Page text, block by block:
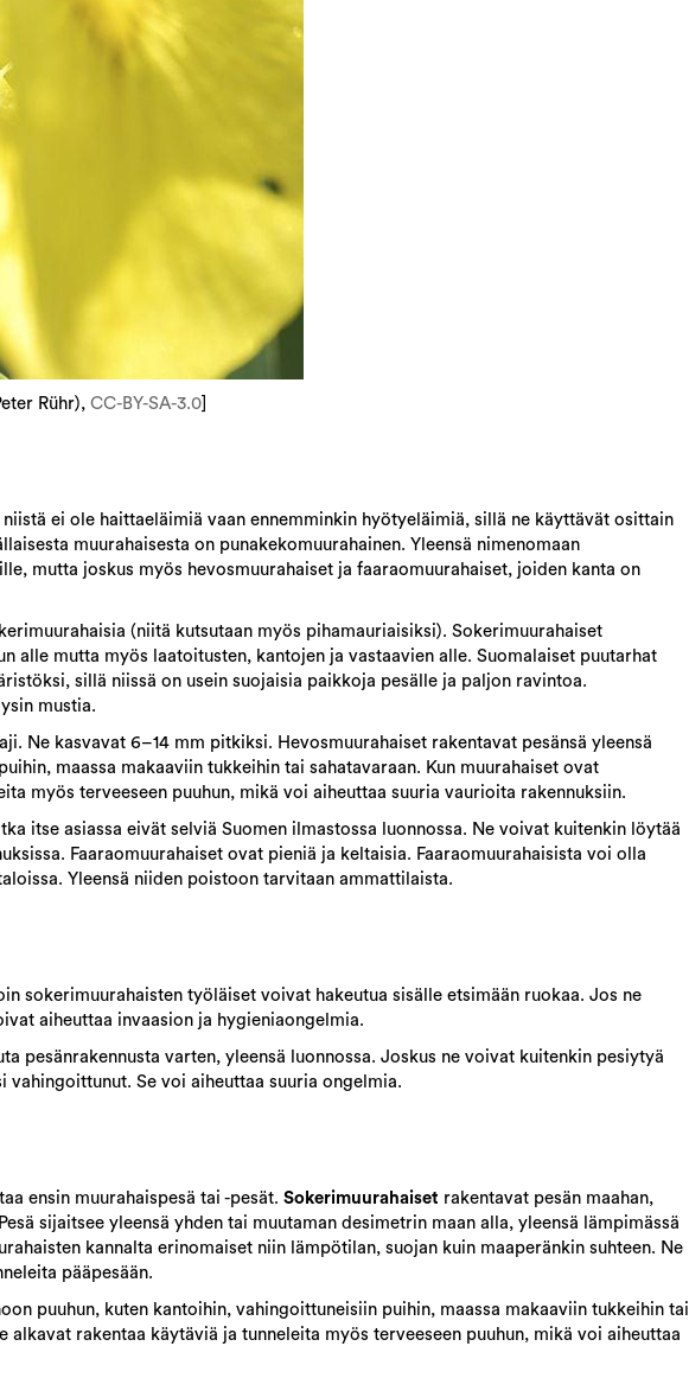
Rühr), CC-BY-SA-3.0
ei ole haittaeläimiä vaan ennemminkin hyötyeläimiä, sillä ne käyttävät osittain
muurahaisesta on punakekomuurahainen. Yleensä nimenomaan
mutta joskus myös hevosmuurahaiset ja faaraomuurahaiset, joiden kanta on
(niitä kutsutaan myös pihamauriaisiksi). Sokerimuurahaiset
alle mutta myös laatoitusten, kantojen ja vastaavien alle. Suomalaiset puutarhat
sillä niissä on usein suojaisia paikkoja pesälle ja paljon ravintoa.
mustia.
Ne kasvavat 6–14 mm pitkiksi. Hevosmuurahaiset rakentavat pesänsä yleensä
maassa makaaviin tukkeihin tai sahatavaraan. Kun muurahaiset ovat
myös terveeseen puuhun, mikä voi aiheuttaa suuria vaurioita rakennuksiin.
itse asiassa eivät selviä Suomen ilmastossa luonnossa. Ne voivat kuitenkin löytää
Faaraomuurahaiset ovat pieniä ja keltaisia. Faaraomuurahaisista voi olla
Yleensä niiden poistoon tarvitaan ammattilaista.
sokerimuurahaisten työläiset voivat hakeutua sisälle etsimään ruokaa. Jos ne
aiheuttaa invaasion ja hygieniaongelmia.
pesänrakennusta varten, yleensä luonnossa. Joskus ne voivat kuitenkin pesiytyä
vahingoittunut. Se voi aiheuttaa suuria ongelmia.
ensin muurahaispesä tai -pesät. Sokerimuurahaiset rakentavat pesän maahan,
sijaitsee yleensä yhden tai muutaman desimetrin maan alla, yleensä lämpimässä
kannalta erinomaiset niin lämpötilan, suojan kuin maaperänkin suhteen. Ne
pääpesään.
puuhun, kuten kantoihin, vahingoittuneisiin puihin, maassa makaaviin tukkeihin tai
alkavat rakentaa käytäviä ja tunneleita myös terveeseen puuhun, mikä voi aiheuttaa